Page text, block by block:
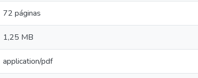
72 páginas
1,25 MB
application/pdf